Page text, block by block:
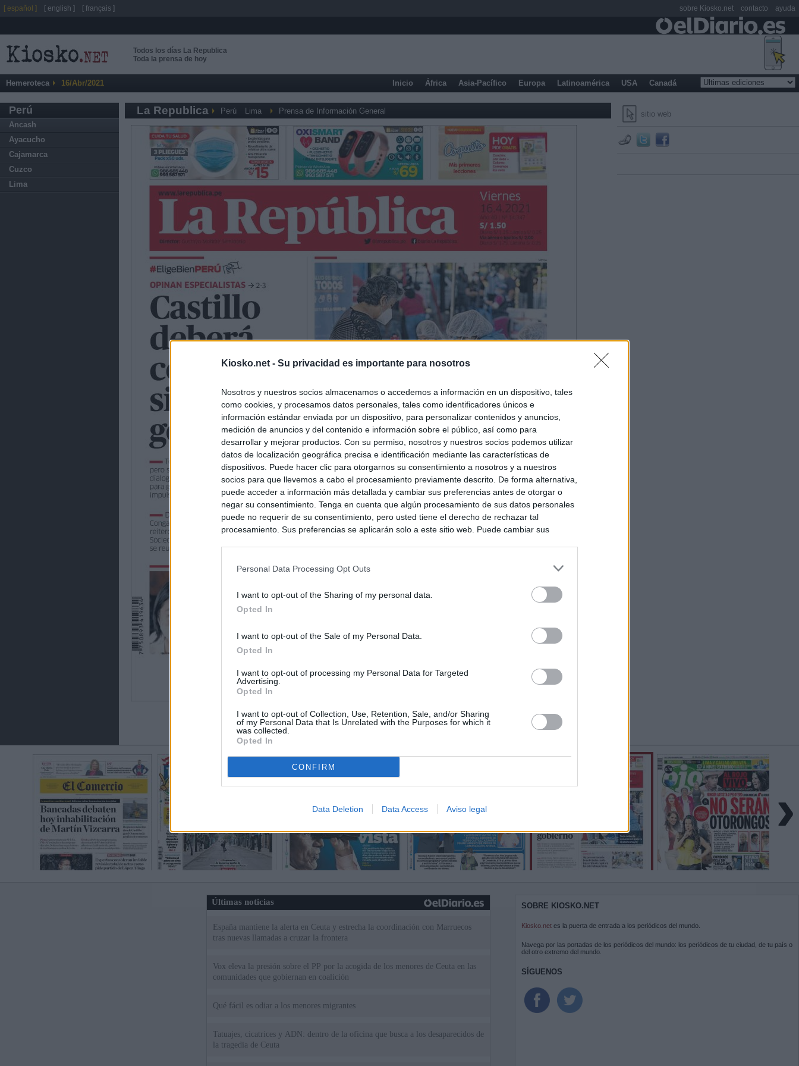
Kiosko.net - Su privacidad es importante para nosotros
Nosotros y nuestros socios almacenamos o accedemos a información en un dispositivo, tales
como cookies, y procesamos datos personales, tales como identificadores únicos e
información estándar enviada por un dispositivo, para personalizar contenidos y anuncios,
medición de anuncios y del contenido e información sobre el público, así como para
desarrollar y mejorar productos. Con su permiso, nosotros y nuestros socios podemos utilizar
datos de localización geográfica precisa e identificación mediante las características de
dispositivos. Puede hacer clic para otorgarnos su consentimiento a nosotros y a nuestros
socios para que llevemos a cabo el procesamiento previamente descrito. De forma alternativa,
puede acceder a información más detallada y cambiar sus preferencias antes de otorgar o
negar su consentimiento. Tenga en cuenta que algún procesamiento de sus datos personales
puede no requerir de su consentimiento, pero usted tiene el derecho de rechazar tal
procesamiento. Sus preferencias se aplicarán solo a este sitio web. Puede cambiar sus
Personal Data Processing Opt Outs
I want to opt-out of the Sharing of my personal data.
Opted In
I want to opt-out of the Sale of my Personal Data.
Opted In
I want to opt-out of processing my Personal Data for Targeted
Advertising.
Opted In
I want to opt-out of Collection, Use, Retention, Sale, and/or Sharing
of my Personal Data that Is Unrelated with the Purposes for which it
was collected.
Opted In
CONFIRM
Data Deletion Data Access Aviso legal
Todos los días La Republica
Toda la prensa de hoy
Hemeroteca 16/Abr/2021 Inicio África Asia-Pacífico Europa Latinoamérica USA Canadá
Perú
Ancash
Ayacucho
Cajamarca
Cuzco
Lima
sitio web
La Republica Perú Lima Prensa de Información General
›
Últimas noticias
España mantiene la alerta en Ceuta y estrecha la coordinación con Marruecos
tras nuevas llamadas a cruzar la frontera
Vox eleva la presión sobre el PP por la acogida de los menores de Ceuta en las
comunidades que gobiernan en coalición
Qué fácil es odiar a los menores migrantes
Tatuajes, cicatrices y ADN: dentro de la oficina que busca a los desaparecidos de
la tragedia de Ceuta
SOBRE KIOSKO.NET
Kiosko.net es la puerta de entrada a los periódicos del mundo.
Navega por las portadas de los periódicos del mundo: los periódicos de tu ciudad, de tu país o
del otro extremo del mundo.
SÍGUENOS
[ español ] [ english ] [ français ] sobre Kiosko.net contacto ayuda